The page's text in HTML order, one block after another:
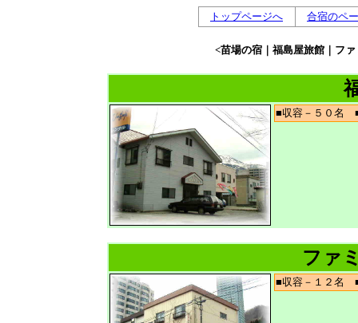
トップページへ 合宿のペ
<苗場の宿｜福島屋旅館｜フ
■収容－５０名
ファ
■収容－１２名